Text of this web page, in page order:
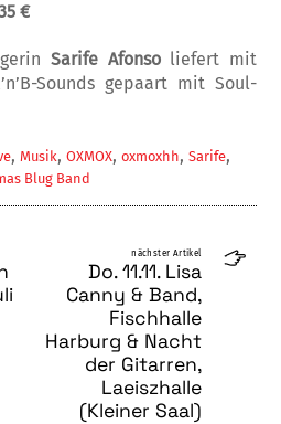
€
Sarife Afonsoliefert mit
Sounds gepaart mit Soul-
, Musik, OXMOX, oxmoxhh, Sarife,
Blug Band
nächster Artikel
Do. 11.11. Lisa
Canny & Band,
Fischhalle
Harburg & Nacht
der Gitarren,
Laeiszhalle
(Kleiner Saal)